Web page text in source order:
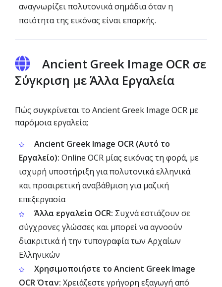
αναγνωρίζει πολυτονικά σημάδια όταν η
ποιότητα της εικόνας είναι επαρκής.
Ancient Greek Image OCR σε
Σύγκριση με Άλλα Εργαλεία
Πώς συγκρίνεται το Ancient Greek Image OCR με
παρόμοια εργαλεία;
Ancient Greek Image OCR (Αυτό το
Εργαλείο): Online OCR μίας εικόνας τη φορά, με
ισχυρή υποστήριξη για πολυτονικά ελληνικά
και προαιρετική αναβάθμιση για μαζική
επεξεργασία
Άλλα εργαλεία OCR: Συχνά εστιάζουν σε
σύγχρονες γλώσσες και μπορεί να αγνοούν
διακριτικά ή την τυπογραφία των Αρχαίων
Ελληνικών
Χρησιμοποιήστε το Ancient Greek Image
OCR Όταν: Χρειάζεστε γρήγορη εξαγωγή από